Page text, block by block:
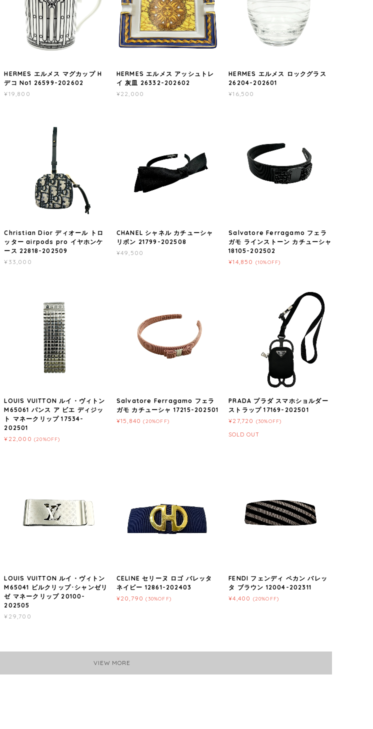
HERMES エルメス マグカップ H
デコ No1 26599-202602
¥19,800
HERMES エルメス アッシュトレ
イ 灰皿 26332-202602
¥22,000
HERMES エルメス ロックグラス
26204-202601
¥16,500
Christian Dior ディオール トロ
ッター airpods pro イヤホンケ
ース 22818-202509
¥33,000
CHANEL シャネル カチューシャ
リボン 21799-202508
¥49,500
Salvatore Ferragamo フェラ
ガモ ラインストーン カチューシャ
18105-202502
¥14,850 (10%OFF)
LOUIS VUITTON ルイ・ヴィトン
M65061 パンス ア ビエ ディジッ
ト マネークリップ 17534-
202501
¥22,000 (20%OFF)
Salvatore Ferragamo フェラ
ガモ カチューシャ 17215-202501
¥15,840 (20%OFF)
PRADA プラダ スマホショルダー
ストラップ 17169-202501
¥27,720 (30%OFF)
SOLD OUT
LOUIS VUITTON ルイ・ヴィトン
M65041 ビルクリップ･シャンゼリ
ゼ マネークリップ 20100-
202505
¥29,700
CELINE セリーヌ ロゴ バレッタ
ネイビー 12861-202403
¥20,790 (30%OFF)
FENDI フェンディ ペカン バレッ
タ ブラウン 12004-202311
¥4,400 (20%OFF)
VIEW MORE